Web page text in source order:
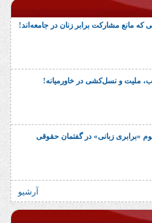
که مانع مشارکت برابر زنان در جامعه‌اند!
ملیت و نسل‌کشی در خاورمیانه!
«برابری زبانی» در گفتمان حقوقی
آرشیو